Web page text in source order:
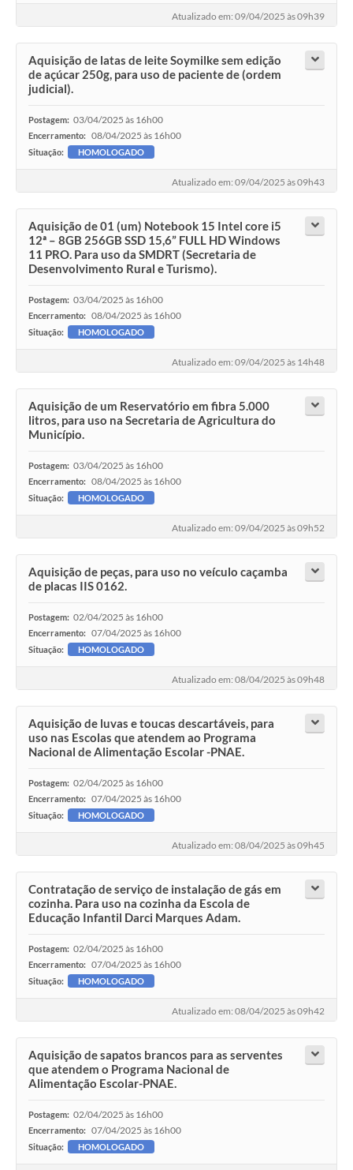
Atualizado em: 09/04/2025 às 09h39
Aquisição de latas de leite Soymilke sem edição
de açúcar 250g, para uso de paciente de (ordem
judicial).
Postagem: 03/04/2025 às 16h00
Encerramento: 08/04/2025 às 16h00
Situação: HOMOLOGADO
Atualizado em: 09/04/2025 às 09h43
Aquisição de 01 (um) Notebook 15 Intel core i5
12ª – 8GB 256GB SSD 15,6” FULL HD Windows
11 PRO. Para uso da SMDRT (Secretaria de
Desenvolvimento Rural e Turismo).
Postagem: 03/04/2025 às 16h00
Encerramento: 08/04/2025 às 16h00
Situação: HOMOLOGADO
Atualizado em: 09/04/2025 às 14h48
Aquisição de um Reservatório em fibra 5.000
litros, para uso na Secretaria de Agricultura do
Município.
Postagem: 03/04/2025 às 16h00
Encerramento: 08/04/2025 às 16h00
Situação: HOMOLOGADO
Atualizado em: 09/04/2025 às 09h52
Aquisição de peças, para uso no veículo caçamba
de placas IIS 0162.
Postagem: 02/04/2025 às 16h00
Encerramento: 07/04/2025 às 16h00
Situação: HOMOLOGADO
Atualizado em: 08/04/2025 às 09h48
Aquisição de luvas e toucas descartáveis, para
uso nas Escolas que atendem ao Programa
Nacional de Alimentação Escolar -PNAE.
Postagem: 02/04/2025 às 16h00
Encerramento: 07/04/2025 às 16h00
Situação: HOMOLOGADO
Atualizado em: 08/04/2025 às 09h45
Contratação de serviço de instalação de gás em
cozinha. Para uso na cozinha da Escola de
Educação Infantil Darci Marques Adam.
Postagem: 02/04/2025 às 16h00
Encerramento: 07/04/2025 às 16h00
Situação: HOMOLOGADO
Atualizado em: 08/04/2025 às 09h42
Aquisição de sapatos brancos para as serventes
que atendem o Programa Nacional de
Alimentação Escolar-PNAE.
Postagem: 02/04/2025 às 16h00
Encerramento: 07/04/2025 às 16h00
Situação: HOMOLOGADO